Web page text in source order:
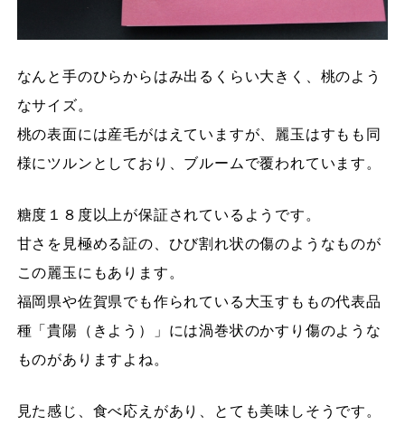
なんと手のひらからはみ出るくらい大きく、桃のよう
なサイズ。
桃の表面には産毛がはえていますが、麗玉はすもも同
様にツルンとしており、ブルームで覆われています。
糖度１８度以上が保証されているようです。
甘さを見極める証の、ひび割れ状の傷のようなものが
この麗玉にもあります。
福岡県や佐賀県でも作られている大玉すももの代表品
種「貴陽（きよう）」には渦巻状のかすり傷のような
ものがありますよね。
見た感じ、食べ応えがあり、とても美味しそうです。